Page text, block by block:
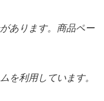
あります。商品ペー
を利用しています。